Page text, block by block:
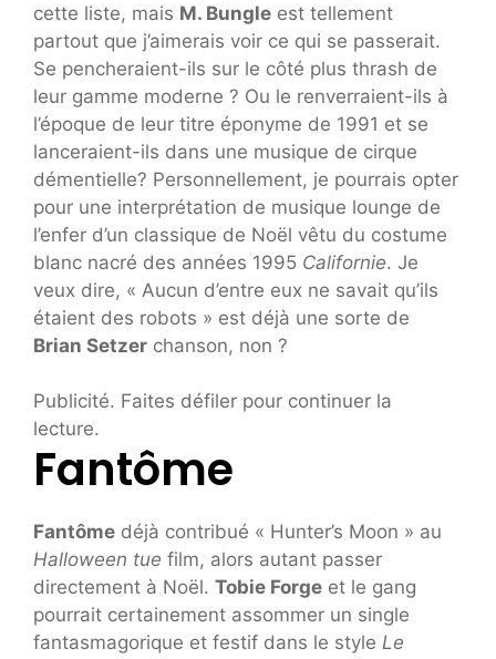
cette liste, mais M. Bungle est tellement
partout que j’aimerais voir ce qui se passerait.
Se pencheraient-ils sur le côté plus thrash de
leur gamme moderne ? Ou le renverraient-ils à
l’époque de leur titre éponyme de 1991 et se
lanceraient-ils dans une musique de cirque
démentielle? Personnellement, je pourrais opter
pour une interprétation de musique lounge de
l’enfer d’un classique de Noël vêtu du costume
blanc nacré des années 1995 Californie. Je
veux dire, « Aucun d’entre eux ne savait qu’ils
étaient des robots » est déjà une sorte de
Brian Setzer chanson, non ?
Publicité. Faites défiler pour continuer la
lecture.
Fantôme
Fantôme déjà contribué « Hunter’s Moon » au
Halloween tue film, alors autant passer
directement à Noël. Tobie Forge et le gang
pourrait certainement assommer un single
fantasmagorique et festif dans le style Le